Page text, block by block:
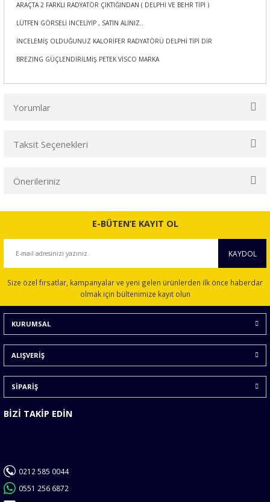
ARAÇTA 2 FARKLI RADYATÖR ÇIKTIĞINDAN ( DELPHİ VE BEHR TİPİ )
LÜTFEN GÖRSELİ İNCELİYİP , SATIN ALINIZ..
İNCELEMİŞ OLDUĞUNUZ KALORİFER RADYATÖRÜ DELPHİ TİPİ DİR
BREZING GÜÇLENDİRİLMİŞ PETEK VİSCO MARKA
Yorumlar
Taksit Seçenekleri
Önerileriniz
Bu ürünün fiyat bilgisi, resim, ürün açıklamalarında ve diğer
konularda yetersiz gördüğünüz noktaları öneri formunu
Ürün açıklamasında eksik bilgiler bulunuyor.
Ürün bilgilerinde hatalar bulunuyor.
Ürün fiyatı diğer sitelerden daha pahalı.
Bu ürüne benzer farklı alternatifler olmalı.
E-BÜTEN’E KAYIT OL
KAYDOL
Size özel fırsatlar, kampanyalar ve yeni gelen ürünlerden ilk önce haberdar
olmak için bültenimize kayıt olun
KURUMSAL
ALIŞVERİŞ
SİPARİŞ
BİZİ TAKİP EDİN
0212 585 0044
0551 256 6872